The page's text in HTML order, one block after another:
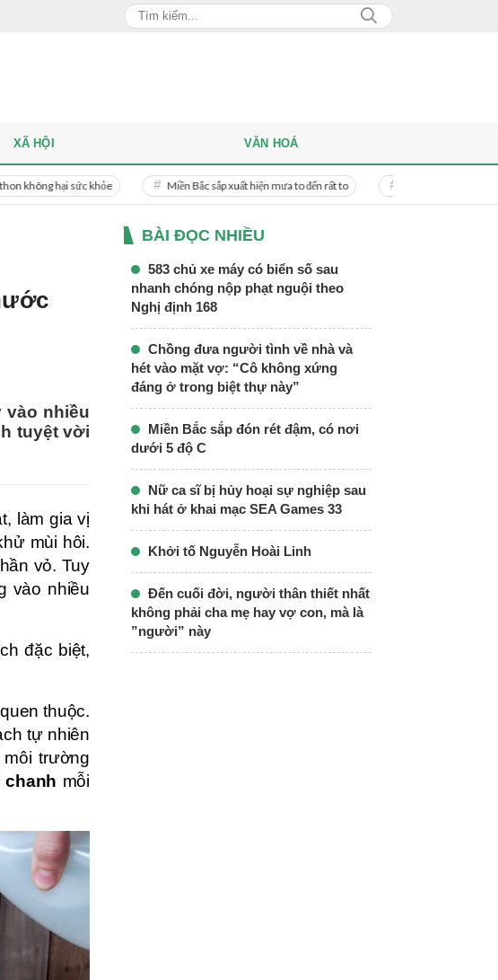
hại sức khỏe Miền Bắc sắp xuất hiện mưa to đến rất to Danh tính người phụ nữ bị bạn
XÃ HỘI VĂN HOÁ
vào nhiều
tuyệt vời
làm gia vị
mùi hôi.
vỏ. Tuy
vào nhiều
đặc biệt,
thuộc.
tự nhiên
trường
chanh mỗi
BÀI ĐỌC NHIỀU
583 chủ xe máy có biển số sau
nhanh chóng nộp phạt nguội theo
Nghị định 168
Chồng đưa người tình về nhà và
hét vào mặt vợ: “Cô không xứng
đáng ở trong biệt thự này”
Miền Bắc sắp đón rét đậm, có nơi
dưới 5 độ C
Nữ ca sĩ bị hủy hoại sự nghiệp sau
khi hát ở khai mạc SEA Games 33
Khởi tố Nguyễn Hoài Linh
Đến cuối đời, người thân thiết nhất
không phải cha mẹ hay vợ con, mà là
”người” này